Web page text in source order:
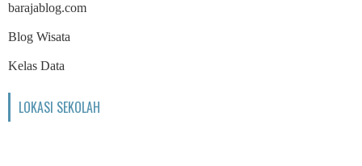
barajablog.com
Blog Wisata
Kelas Data
LOKASI SEKOLAH